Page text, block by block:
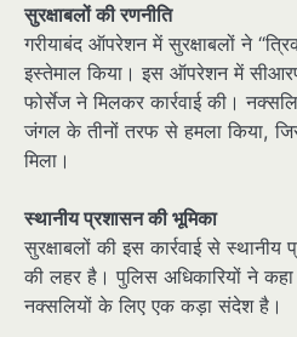
सुरक्षाबलों की रणनीति
गरीयाबंद ऑपरेशन में सुरक्षाबलों ने
इस्तेमाल किया। इस ऑपरेशन में
फोर्सेज ने मिलकर कार्रवाई की।
जंगल के तीनों तरफ से हमला किया,
मिला।
स्थानीय प्रशासन की भूमिका
सुरक्षाबलों की इस कार्रवाई से
की लहर है। पुलिस अधिकारियों ने
नक्सलियों के लिए एक कड़ा संदेश है।